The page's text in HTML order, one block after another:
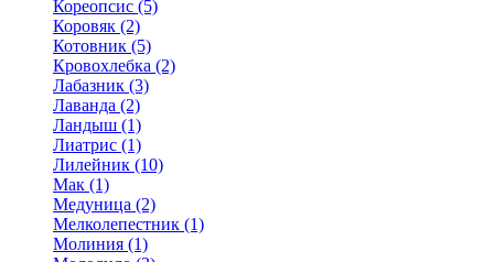
Кореопсис (5)
Коровяк (2)
Котовник (5)
Кровохлебка (2)
Лабазник (3)
Лаванда (2)
Ландыш (1)
Лиатрис (1)
Лилейник (10)
Мак (1)
Медуница (2)
Мелколепестник (1)
Молиния (1)